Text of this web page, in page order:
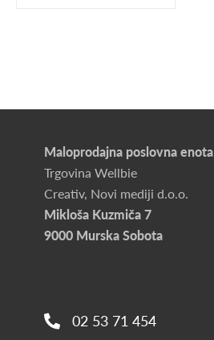
Maloprodajna poslovna enota
Trgovina Wellbie
Creativ, Novi mediji d.o.o.
Mikloša Kuzmiča 7
9000 Murska Sobota
02 53 71 454